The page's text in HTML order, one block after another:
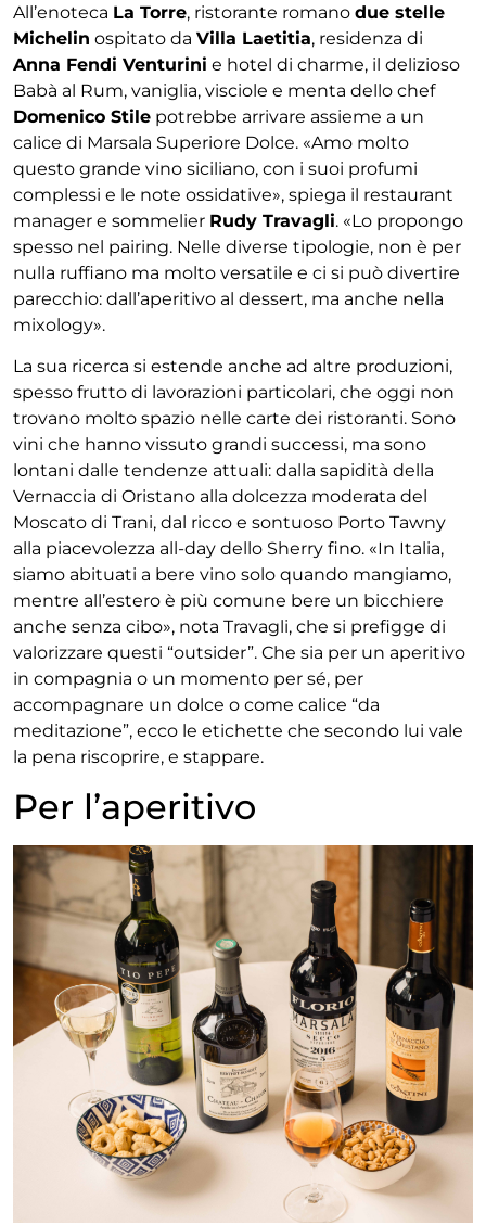
All’enoteca La Torre, ristorante romano due stelle
Michelin ospitato da Villa Laetitia, residenza di
Anna Fendi Venturini e hotel di charme, il delizioso
Babà al Rum, vaniglia, visciole e menta dello chef
Domenico Stile potrebbe arrivare assieme a un
calice di Marsala Superiore Dolce. «Amo molto
questo grande vino siciliano, con i suoi profumi
complessi e le note ossidative», spiega il restaurant
manager e sommelier Rudy Travagli. «Lo propongo
spesso nel pairing. Nelle diverse tipologie, non è per
nulla ruffiano ma molto versatile e ci si può divertire
parecchio: dall’aperitivo al dessert, ma anche nella
mixology».
La sua ricerca si estende anche ad altre produzioni,
spesso frutto di lavorazioni particolari, che oggi non
trovano molto spazio nelle carte dei ristoranti. Sono
vini che hanno vissuto grandi successi, ma sono
lontani dalle tendenze attuali: dalla sapidità della
Vernaccia di Oristano alla dolcezza moderata del
Moscato di Trani, dal ricco e sontuoso Porto Tawny
alla piacevolezza all-day dello Sherry fino. «In Italia,
siamo abituati a bere vino solo quando mangiamo,
mentre all’estero è più comune bere un bicchiere
anche senza cibo», nota Travagli, che si prefigge di
valorizzare questi “outsider”. Che sia per un aperitivo
in compagnia o un momento per sé, per
accompagnare un dolce o come calice “da
meditazione”, ecco le etichette che secondo lui vale
la pena riscoprire, e stappare.
Per l’aperitivo